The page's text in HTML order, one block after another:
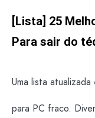
[Lista] 25
Para sair do
Uma lista
para PC fraco.